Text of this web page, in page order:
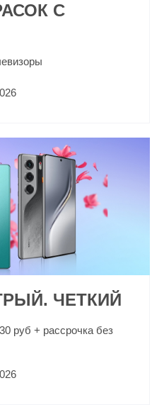
С
ЧЕТКИЙ
руб + рассрочка без